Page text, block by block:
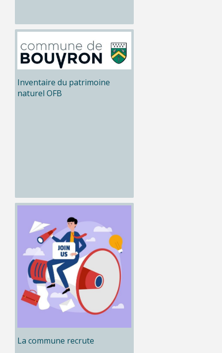
Inventaire du patrimoine
naturel OFB
La commune recrute